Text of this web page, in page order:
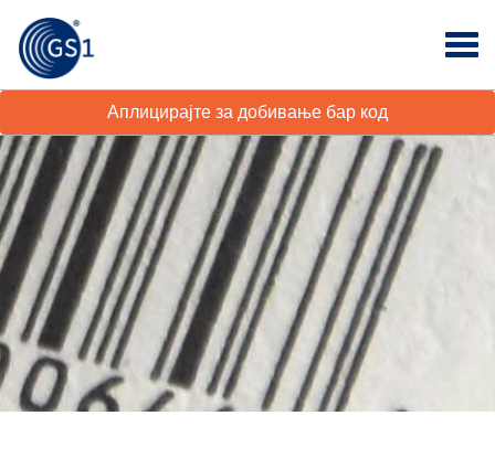
Аплицирајте за добивање бар код